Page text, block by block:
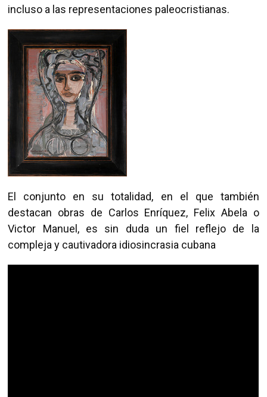
incluso a las representaciones paleocristianas.
El conjunto en su totalidad, en el que también
destacan obras de Carlos Enríquez, Felix Abela o
Victor Manuel, es sin duda un fiel reflejo de la
compleja y cautivadora idiosincrasia cubana